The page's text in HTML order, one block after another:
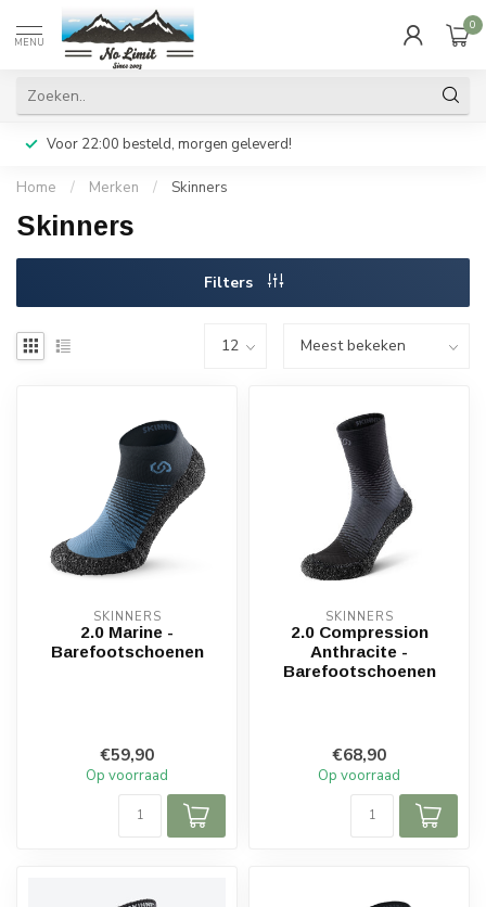
MENU
0
Voor 22:00 besteld, morgen geleverd!
Home / Merken / Skinners
Skinners
Filters
SKINNERS
2.0 Marine -
Barefootschoenen
€59,90
Op voorraad
SKINNERS
2.0 Compression
Anthracite -
Barefootschoenen
€68,90
Op voorraad